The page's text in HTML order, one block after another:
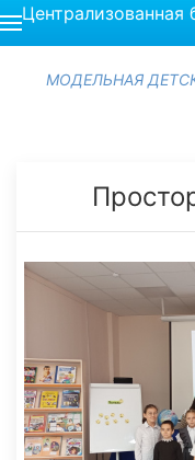
Централизованная
МОДЕЛЬНАЯ